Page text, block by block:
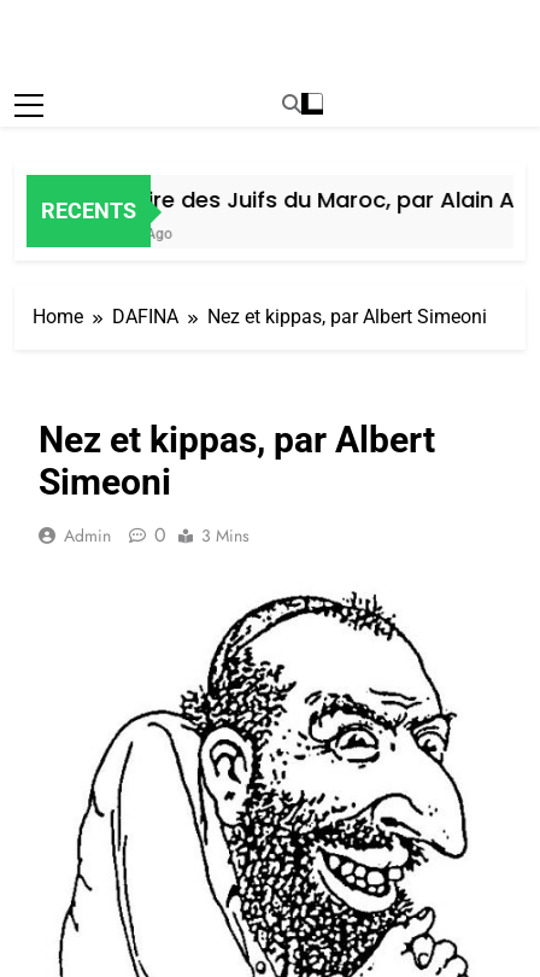
RECENTS
Histoire des Juifs du Maroc, par Alain
6 Jours Ago
Home DAFINA Nez et kippas, par Albert Simeoni
Nez et kippas, par Albert
Simeoni
Admin 0 3 Mins